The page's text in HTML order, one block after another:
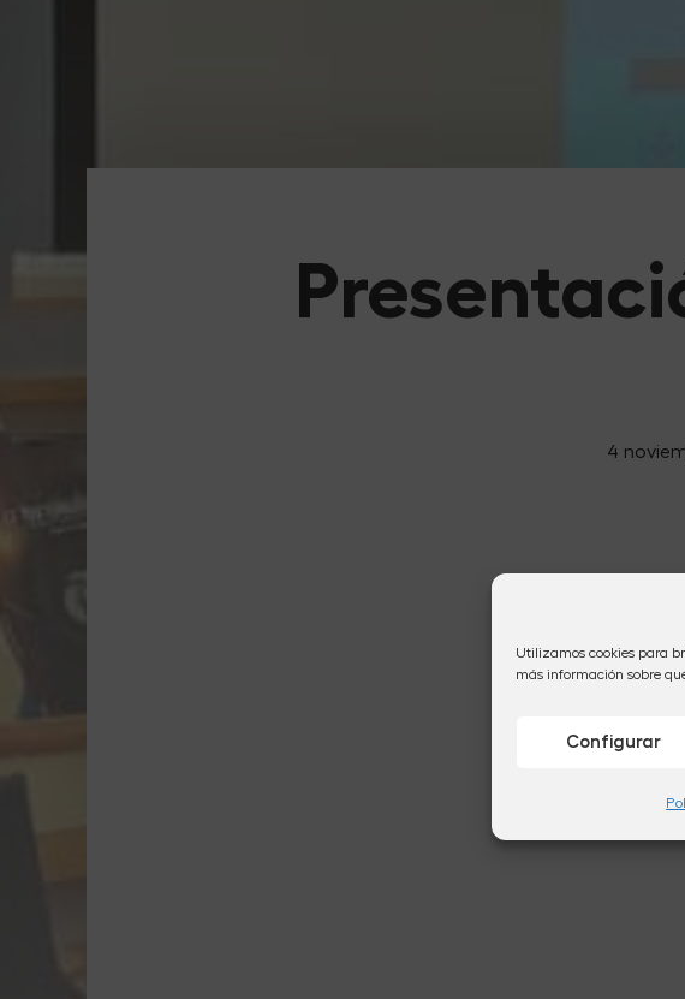
Utilizamos cookies para
más información sobre
Configurar
4